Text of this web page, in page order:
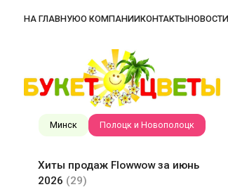
НА ГЛАВНУЮО КОМПАНИИКОНТАКТЫНОВОСТИ
Минск Полоцк и Новополоцк
Хиты продаж Flowwow за июнь
2026
29